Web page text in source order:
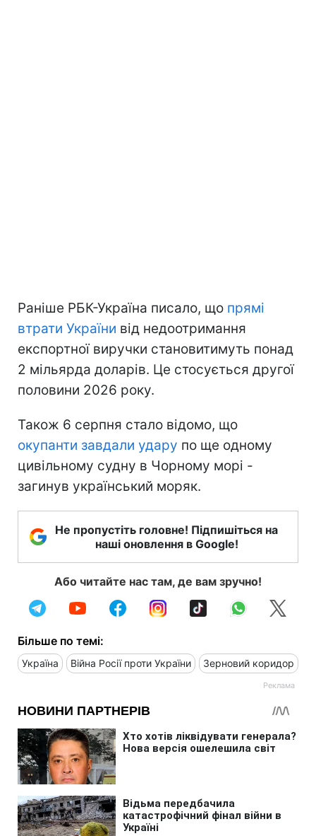
Раніше РБК-Україна писало, що прямі
втрати України від недоотримання
експортної виручки становитимуть понад
2 мільярда доларів. Це стосується другої
половини 2026 року.
Також 6 серпня стало відомо, що
окупанти завдали удару по ще одному
цивільному судну в Чорному морі -
загинув український моряк.
Не пропустіть головне! Підпишіться на
наші оновлення в Google!
Або читайте нас там, де вам зручно!
Більше по темі:
Україна Війна Росії проти України Зерновий коридор